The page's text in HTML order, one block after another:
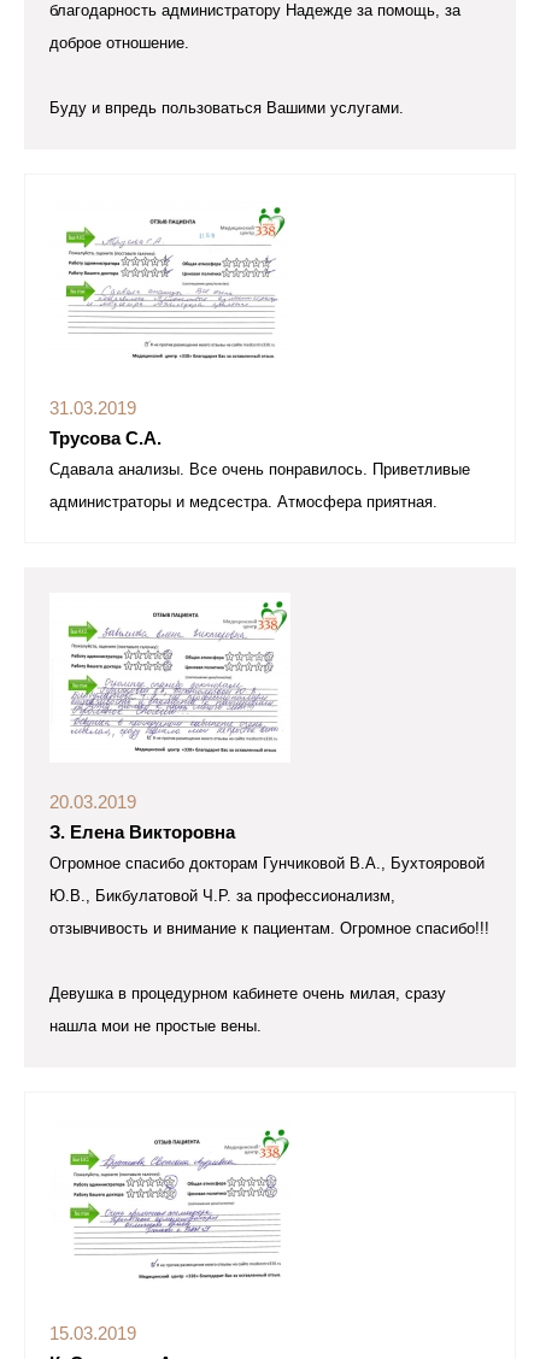
благодарность администратору Надежде за помощь, за
доброе отношение.
Буду и впредь пользоваться Вашими услугами.
31.03.2019
Трусова С.А.
Сдавала анализы. Все очень понравилось. Приветливые
администраторы и медсестра. Атмосфера приятная.
20.03.2019
З. Елена Викторовна
Огромное спасибо докторам Гунчиковой В.А., Бухтояровой
Ю.В., Бикбулатовой Ч.Р. за профессионализм,
отзывчивость и внимание к пациентам. Огромное спасибо!!!
Девушка в процедурном кабинете очень милая, сразу
нашла мои не простые вены.
15.03.2019